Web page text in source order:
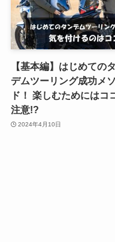
【基本編】はじめての
デムツーリング成功メ
ド！ 楽しむためにはコ
注意!?
2024年4月10日